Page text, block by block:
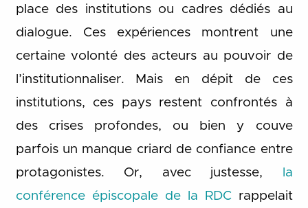
place des institutions ou cadres dédiés au
dialogue. Ces expériences montrent une
certaine volonté des acteurs au pouvoir de
l’institutionnaliser. Mais en dépit de ces
institutions, ces pays restent confrontés à
des crises profondes, ou bien y couve
parfois un manque criard de confiance entre
protagonistes. Or, avec justesse,
la
conférence épiscopale de la RDC rappelait